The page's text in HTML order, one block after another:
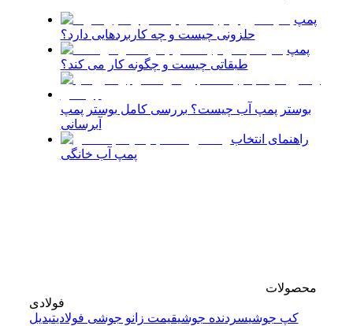
پمپ
حلزونی چیست و چه کاربردهایی دارد؟
پمپ
طبقاتی چیست و چگونه کار می کند؟
بوستر پمپ آب چیست؟ بررسی کامل بوستر پمپ
آبرسانی
راهنمای انتخاب
پمپ آب خانگی
محصولات
فولادی
کپ جوشیسردنده جوشیقیمت زانو جوشی فولادیتبدیل